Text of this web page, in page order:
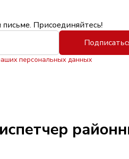
Присоединяйтесь!
персональных данных